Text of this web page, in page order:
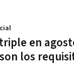
en
los